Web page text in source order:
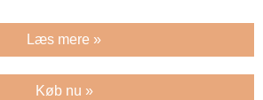
Læs mere »
Køb nu »